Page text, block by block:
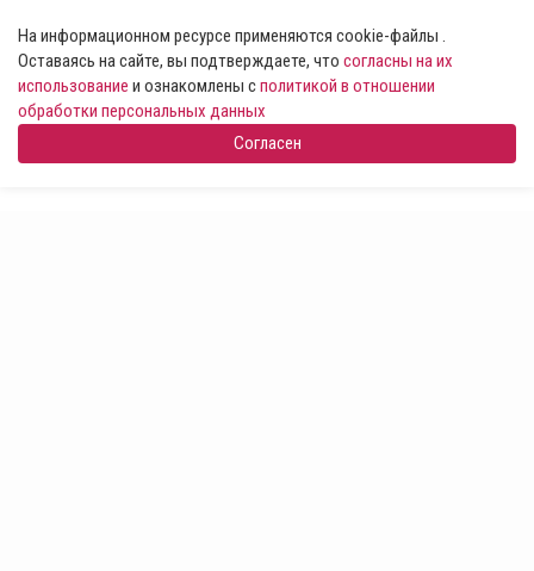
На информационном ресурсе применяются cookie-файлы .
Оставаясь на сайте, вы подтверждаете, что согласны на их
использование и ознакомлены сполитикой в отношении
обработки персональных данных
Согласен